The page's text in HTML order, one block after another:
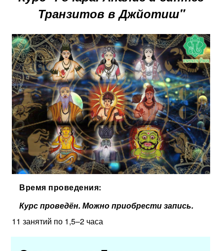
Транзитов в Джйотиш"
Время проведения:
Курс проведён. Можно приобрести запись.
11 занятий по 1,5–2 часа